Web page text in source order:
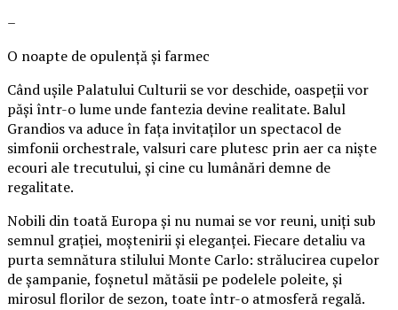
–
O noapte de opulență și farmec
Când ușile Palatului Culturii se vor deschide, oaspeții vor
păși într-o lume unde fantezia devine realitate. Balul
Grandios va aduce în fața invitaților un spectacol de
simfonii orchestrale, valsuri care plutesc prin aer ca niște
ecouri ale trecutului, și cine cu lumânări demne de
regalitate.
Nobili din toată Europa și nu numai se vor reuni, uniți sub
semnul grației, moștenirii și eleganței. Fiecare detaliu va
purta semnătura stilului Monte Carlo: strălucirea cupelor
de șampanie, foșnetul mătăsii pe podelele poleite, și
mirosul florilor de sezon, toate într-o atmosferă regală.